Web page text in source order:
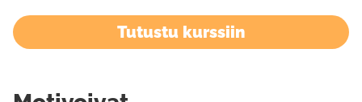
Tutustu kurssiin